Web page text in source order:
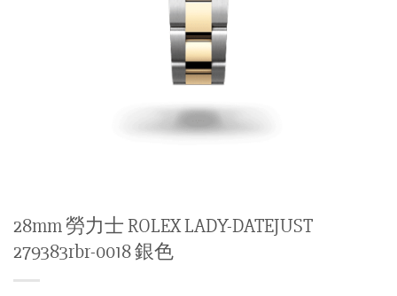
28mm 勞力士 ROLEX LADY-DATEJUST
279383rbr-0018 銀色